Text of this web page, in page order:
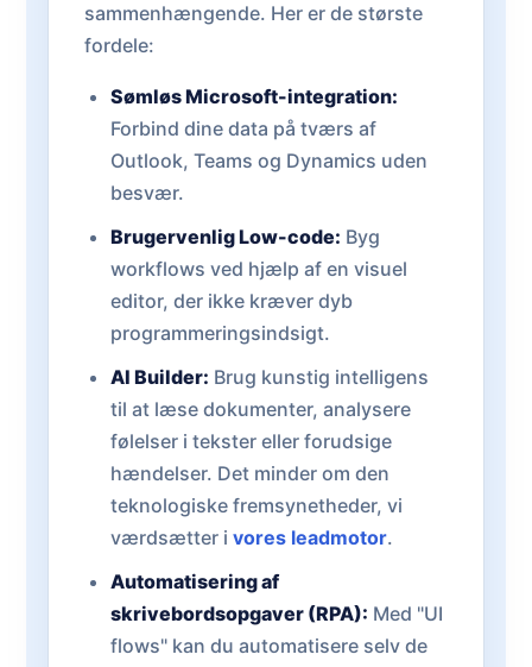
sammenhængende. Her er de største
fordele:
Sømløs Microsoft-integration:
Forbind dine data på tværs af
Outlook, Teams og Dynamics uden
besvær.
Brugervenlig Low-code: Byg
workflows ved hjælp af en visuel
editor, der ikke kræver dyb
programmeringsindsigt.
AI Builder: Brug kunstig intelligens
til at læse dokumenter, analysere
følelser i tekster eller forudsige
hændelser. Det minder om den
teknologiske fremsynetheder, vi
værdsætter i vores leadmotor.
Automatisering af
skrivebordsopgaver (RPA): Med "UI
flows" kan du automatisere selv de